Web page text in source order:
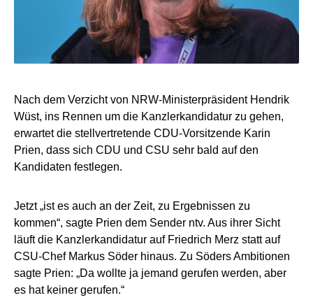
Nach dem Verzicht von NRW-Ministerpräsident Hendrik
Wüst, ins Rennen um die Kanzlerkandidatur zu gehen,
erwartet die stellvertretende CDU-Vorsitzende Karin
Prien, dass sich CDU und CSU sehr bald auf den
Kandidaten festlegen.
Jetzt „ist es auch an der Zeit, zu Ergebnissen zu
kommen“, sagte Prien dem Sender ntv. Aus ihrer Sicht
läuft die Kanzlerkandidatur auf Friedrich Merz statt auf
CSU-Chef Markus Söder hinaus. Zu Söders Ambitionen
sagte Prien: „Da wollte ja jemand gerufen werden, aber
es hat keiner gerufen.“